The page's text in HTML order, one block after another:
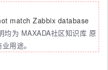
match Zabbix database
均为 MAXADA社区知识库 原
用途。